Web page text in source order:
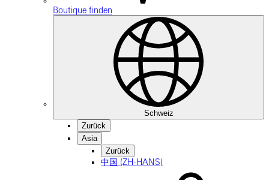
Boutique finden
Schweiz
Zurück
Asia
Zurück
中国 (ZH-HANS)